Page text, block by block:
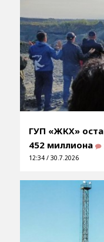
ГУП «ЖКХ»
452 миллиона
12:34 / 30.7.2026